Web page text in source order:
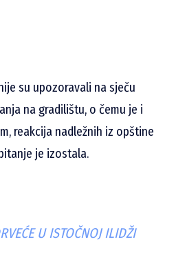
su upozoravali na sječu
na gradilištu, o čemu je i
reakcija nadležnih iz opštine
je izostala.
U ISTOČNOJ ILIDŽI